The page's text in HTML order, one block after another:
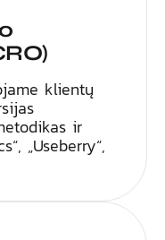
klientų
ir
„Useberry“,